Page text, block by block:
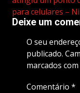
para celulares –
Deixe um
O seu
publicado.
marcados com
Comentário *